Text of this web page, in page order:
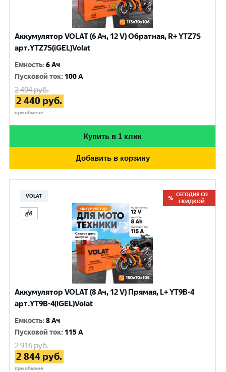
Аккумулятор VOLAT (6 Ач, 12 V) Обратная, R+ YTZ7S
арт.YTZ7S(iGEL)Volat
Емкость:6 Ач
Пусковой ток: 100 A
2 494руб.
2 440 руб.
при обмене
Купить в 1 клик
Добавить в корзину
VOLAT
СЕГОДНЯ СО
СКИДКОЙ
Аккумулятор VOLAT (8 Ач, 12 V) Прямая, L+ YT9B-4
арт.YT9B-4(iGEL)Volat
Емкость:8 Ач
Пусковой ток: 115 A
2 916руб.
2 844 руб.
при обмене